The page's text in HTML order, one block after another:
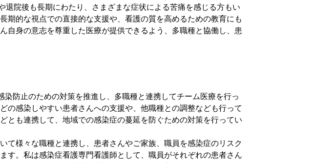
院後も長期にわたり、さまざまな症状による苦痛を感じる方もい
期的な視点での直接的な支援や、看護の質を高めるための教育にも
自身の意志を尊重した医療が提供できるよう、多職種と協働し、患
染防止のための対策を推進し、多職種と連携してチーム医療を行っ
の感染しやすい患者さんへの支援や、他職種との調整なども行って
とも連携して、地域での感染症の蔓延を防ぐための対策を行ってい
様々な職種と連携し、患者さんやご家族、職員を感染症のリスク
す。私は感染症看護専門看護師として、職員がそれぞれの患者さん